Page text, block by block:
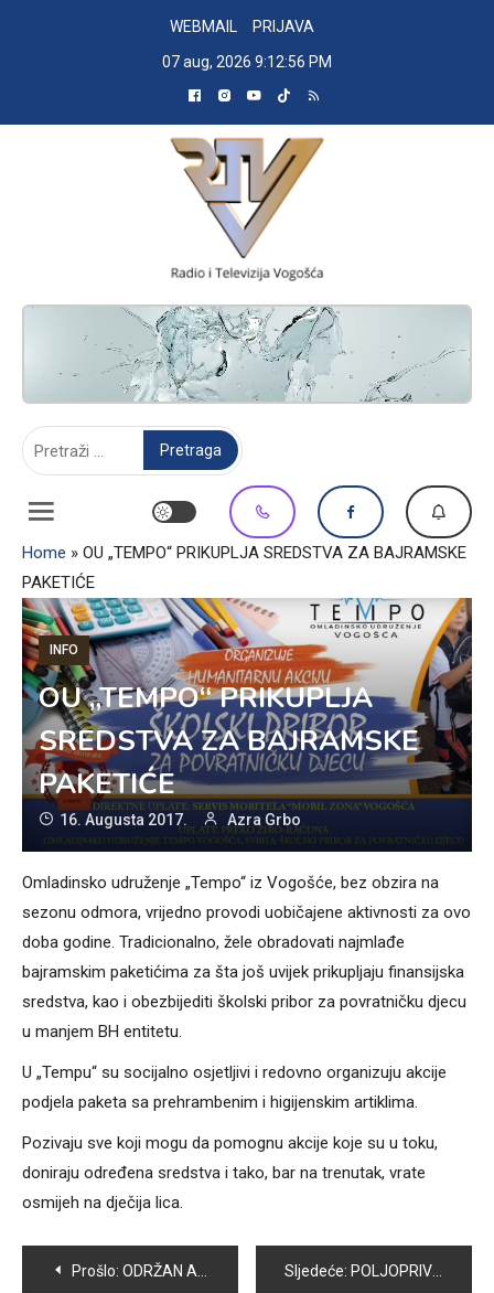
WEBMAIL
PRIJAVA
07 aug, 2026 9:12:57 PM
RADIO TELEVIZIJA VOGOŠĆA
Home » OU „TEMPO“ PRIKUPLJA SREDSTVA ZA BAJRAMSKE
PAKETIĆE
INFO
OU „TEMPO“ PRIKUPLJA
SREDSTVA ZA BAJRAMSKE
PAKETIĆE
16. Augusta 2017. Azra Grbo
Omladinsko udruženje „Tempo“ iz Vogošće, bez obzira na
sezonu odmora, vrijedno provodi uobičajene aktivnosti za ovo
doba godine. Tradicionalno, žele obradovati najmlađe
bajramskim paketićima za šta još uvijek prikupljaju finansijska
sredstva, kao i obezbijediti školski pribor za povratničku djecu
u manjem BH entitetu.
U „Tempu“ su socijalno osjetljivi i redovno organizuju akcije
podjela paketa sa prehrambenim i higijenskim artiklima.
Pozivaju sve koji mogu da pomognu akcije koje su u toku,
doniraju određena sredstva i tako, bar na trenutak, vrate
osmijeh na dječija lica.
Navigacija
Prošlo: ODRŽAN AKTIV DIREKTORA VOGOŠĆANSKIH OSNOVNIH ŠKOLA Sljedeće: POLJOPRIVREDNICI OD VLADE FBIH TRAŽE POŠTOVANJE ZAKLJUČAKA SA TEMATSKE SJEDNICE PARLAMENTA OD 14. AUGUSTA